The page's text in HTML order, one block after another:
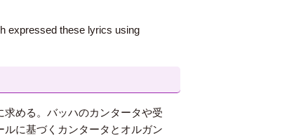
expressed these lyrics using
める。バッハのカンタータや受
に基づくカンタータとオルガン